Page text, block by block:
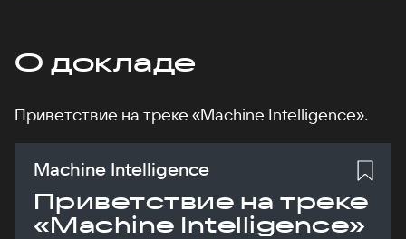
О докладе
Приветствие на треке «Machine Intelligence».
Machine Intelligence
Приветствие на треке
«Machine Intelligence»